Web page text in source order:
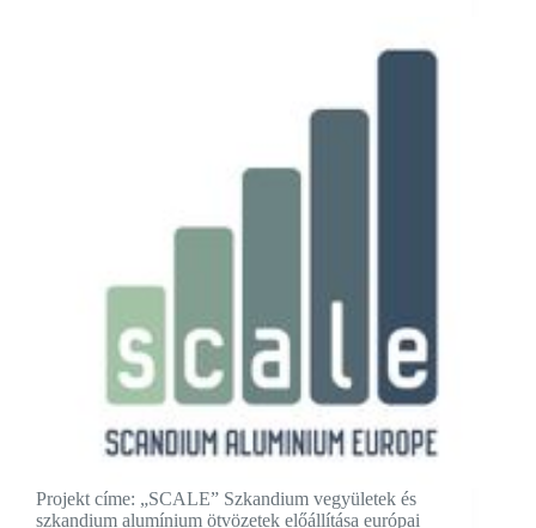
Projekt címe: „SCALE” Szkandium vegyületek és
szkandium alumínium ötvözetek előállítása európai